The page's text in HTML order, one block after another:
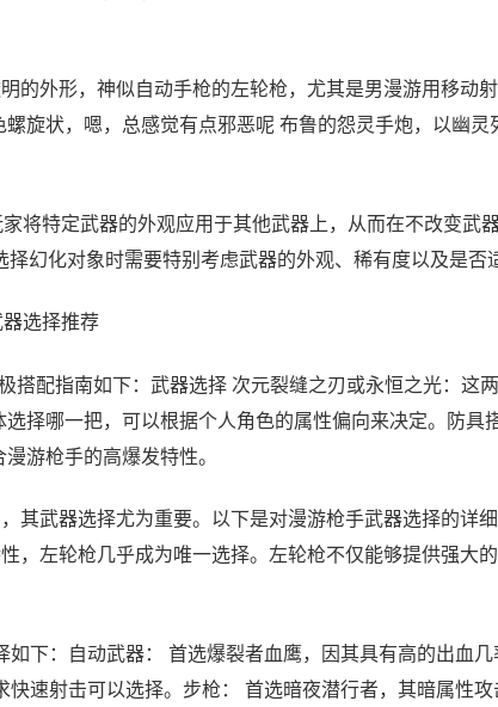
的外形，神似自动手枪的左轮枪，尤其是男漫游用移动
旋状，嗯，总感觉有点邪恶呢 布鲁的怨灵手炮，以幽
将特定武器的外观应用于其他武器上，从而在不改变武
幻化对象时需要特别考虑武器的外观、稀有度以及是否
选择推荐
搭配指南如下：武器选择 次元裂缝之刃或永恒之光：这
择哪一把，可以根据个人角色的属性偏向来决定。防具
游枪手的高爆发特性。
其武器选择尤为重要。以下是对漫游枪手武器选择的详
，左轮枪几乎成为唯一选择。左轮枪不仅能够提供强大
下：自动武器： 首选爆裂者血鹰，因其具有高的出血
快速射击可以选择。步枪： 首选暗夜潜行者，其暗属性